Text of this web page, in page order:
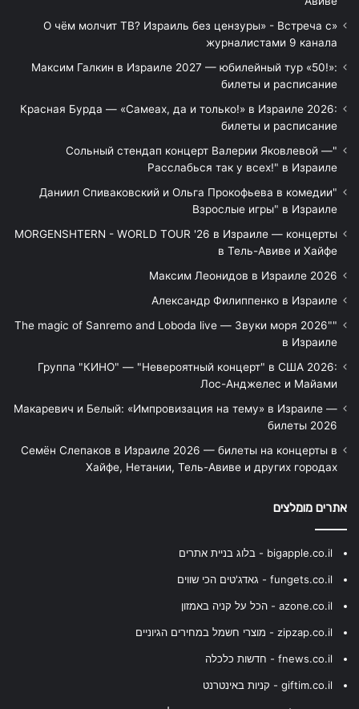
«О чём молчит ТВ? Израиль без цензуры» - Встреча с
журналистами 9 канала
Максим Галкин в Израиле 2027 — юбилейный тур «50!»:
билеты и расписание
Красная Бурда — «Самеах, да и только!» в Израиле 2026:
билеты и расписание
"Сольный стендап концерт Валерии Яковлевой —
Расслабься так у всех!" в Израиле
"Даниил Спиваковский и Ольга Прокофьева в комедии
Взрослые игры" в Израиле
MORGENSHTERN - WORLD TOUR '26 в Израиле — концерты
в Тель-Авиве и Хайфе
Максим Леонидов в Израиле 2026
Александр Филиппенко в Израиле
"The magic of Sanremo and Loboda live — Звуки моря 2026"
в Израиле
Группа "КИНО" — "Невероятный концерт" в США 2026:
Лос-Анджелес и Майами
Макаревич и Белый: «Импровизация на тему» в Израиле —
билеты 2026
Семён Слепаков в Израиле 2026 — билеты на концерты в
Хайфе, Нетании, Тель-Авиве и других городах
אתרים מומלצים
bigapple.co.il - בלוג בניית אתרים
fungets.co.il - גאדג'טים הכי שווים
azone.co.il - הכל על קניה באמזון
zipzap.co.il - מוצרי חשמל במחירים הגיוניים
fnews.co.il - חדשות כלכלה
giftim.co.il - קניות באינטרנט